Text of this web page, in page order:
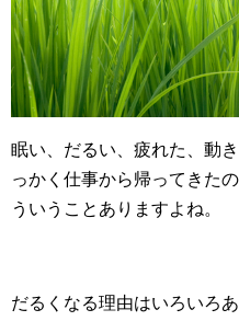
眠い、だるい、疲れた、
っかく仕事から帰ってきた
ういうことありますよね。
だるくなる理由はいろいろ